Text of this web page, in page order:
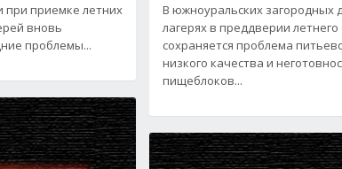
при приемке летних
вновь
проблемы...
В южноуральских загородных
лагерях в преддверии летнего
сохраняется проблема
низкого качества и
пищеблоков...